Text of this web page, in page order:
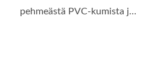
pehmeästä PVC-kumista ja